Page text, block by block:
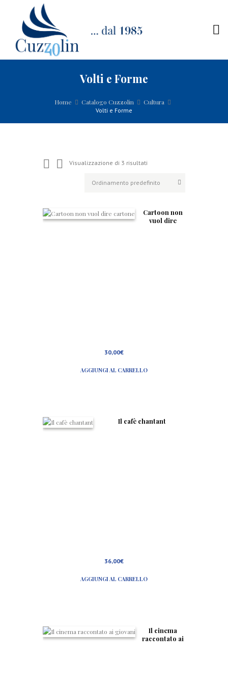
Volti e Forme
Home Catalogo Cuzzolin Cultura
Volti e Forme
Visualizzazione di 3 risultati
Cartoon non
vuol dire
30,00€
AGGIUNGI AL CARRELLO
Il cafè chantant
36,00€
AGGIUNGI AL CARRELLO
Il cinema
raccontato ai